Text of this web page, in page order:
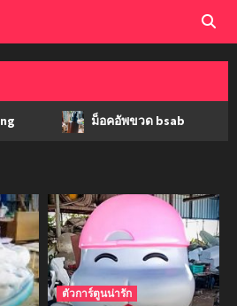
ม็อคอัพขวด bsab
ตัวการ์ตูนน่ารัก